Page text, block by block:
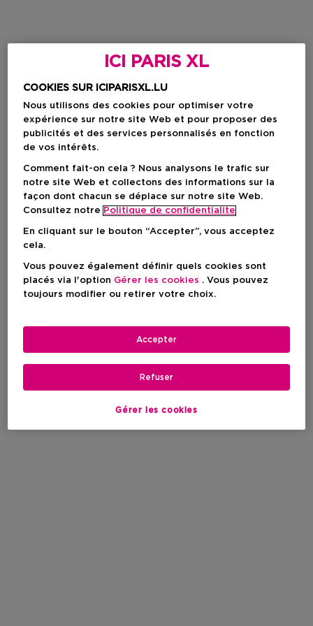
ICI PARIS XL
COOKIES SUR ICIPARISXL.LU
Nous utilisons des cookies pour optimiser votre
expérience sur notre site Web et pour proposer des
publicités et des services personnalisés en fonction
de vos intérêts.
Comment fait-on cela ? Nous analysons le trafic sur
notre site Web et collectons des informations sur la
façon dont chacun se déplace sur notre site Web.
Consultez notre Politique de confidentialite
En cliquant sur le bouton “Accepter”, vous acceptez
cela.
Vous pouvez également définir quels cookies sont
placés via l'option Gérer les cookies . Vous pouvez
toujours modifier ou retirer votre choix.
Gérer les cookies
Refuser
Accepter